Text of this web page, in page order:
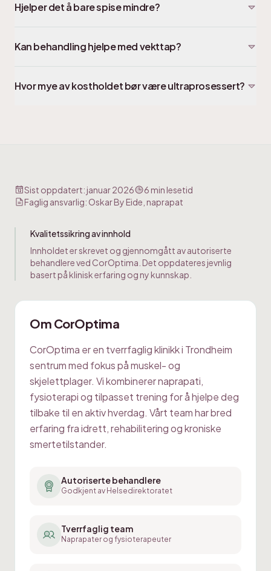
Hjelper det å bare spise mindre?
Kan behandling hjelpe med vekttap?
Hvor mye av kostholdet bør være ultraprosessert?
Sist oppdatert:januar 2026 6min lesetid
Faglig ansvarlig: Oskar By Eide, naprapat
Kvalitetssikring av innhold
Innholdet er skrevet og gjennomgått av autoriserte
behandlere ved CorOptima. Det oppdateres jevnlig
basert på klinisk erfaring og ny kunnskap.
Om CorOptima
CorOptima er en tverrfaglig klinikk i Trondheim
sentrum med fokus på muskel- og
skjelettplager. Vi kombinerer naprapati,
fysioterapi og tilpasset trening for å hjelpe deg
tilbake til en aktiv hverdag. Vårt team har bred
erfaring fra idrett, rehabilitering og kroniske
smertetilstander.
Autoriserte behandlere
Godkjent av Helsedirektoratet
Tverrfaglig team
Naprapater og fysioterapeuter